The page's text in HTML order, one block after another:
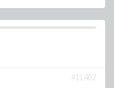
#11402